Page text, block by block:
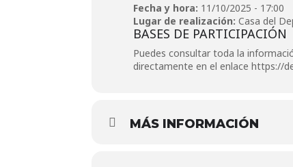
Fecha y hora: 11/10/2025 - 17:00
Lugar de realización: Casa del
BASES DE PARTICIPACIÓN
Puedes consultar toda la
directamente en el enlacehttps://
MÁS INFORMACIÓN